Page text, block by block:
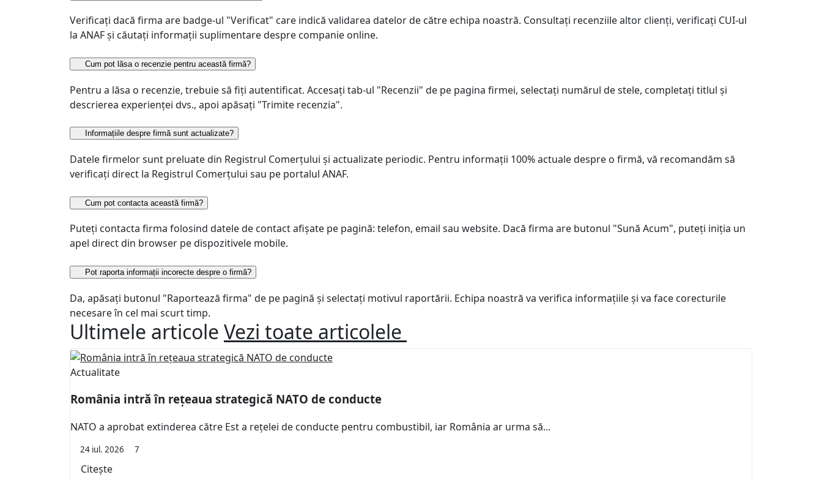
Verificați dacă firma are badge-ul "Verificat" care indică validarea datelor de către echipa noastră. Consultați recenziile altor clienți, verificați CUI-ul
la ANAF și căutați informații suplimentare despre companie online.
Cum pot lăsa o recenzie pentru această firmă?
Pentru a lăsa o recenzie, trebuie să fiți autentificat. Accesați tab-ul "Recenzii" de pe pagina firmei, selectați numărul de stele, completați titlul și
descrierea experienței dvs., apoi apăsați "Trimite recenzia".
Informațiile despre firmă sunt actualizate?
Datele firmelor sunt preluate din Registrul Comerțului și actualizate periodic. Pentru informații 100% actuale despre o firmă, vă recomandăm să
verificați direct la Registrul Comerțului sau pe portalul ANAF.
Cum pot contacta această firmă?
Puteți contacta firma folosind datele de contact afișate pe pagină: telefon, email sau website. Dacă firma are butonul "Sună Acum", puteți iniția un
apel direct din browser pe dispozitivele mobile.
Pot raporta informații incorecte despre o firmă?
Da, apăsați butonul "Raportează firma" de pe pagină și selectați motivul raportării. Echipa noastră va verifica informațiile și va face corecturile
necesare în cel mai scurt timp.
Ultimele articole Vezi toate articolele
Actualitate
România intră în rețeaua strategică NATO de conducte
NATO a aprobat extinderea către Est a rețelei de conducte pentru combustibil, iar România ar urma să...
24 iul. 2026 7
Citește